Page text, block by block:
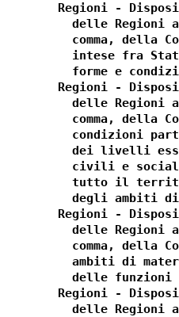
Regioni -
delle Regioni
comma, della
intese fra
forme e
Regioni -
delle Regioni
comma, della
condizioni
dei livelli
civili e
tutto il
degli ambiti
Regioni -
delle Regioni
comma, della
ambiti di
delle
Regioni -
delle Regioni